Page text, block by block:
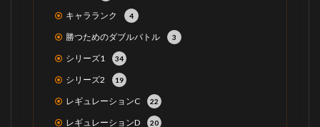
キャラランク 4
勝つためのダブルバトル 3
シリーズ1 34
シリーズ2 19
レギュレーションC 22
レギュレーションD 20